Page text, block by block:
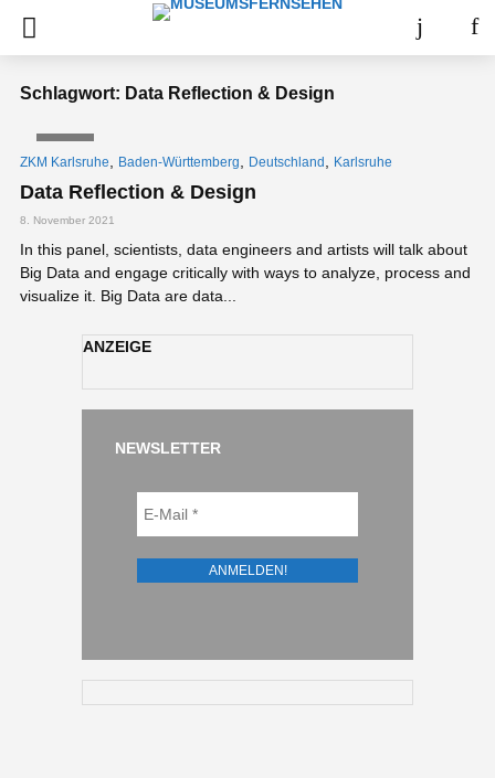
Schlagwort: Data Reflection & Design
ZKM Karlsruhe Baden-Württemberg Deutschland Karlsruhe
Data Reflection & Design
8. November 2021
In this panel, scientists, data engineers and artists will talk about
Big Data and engage critically with ways to analyze, process and
visualize it. Big Data are data...
ANZEIGE
NEWSLETTER